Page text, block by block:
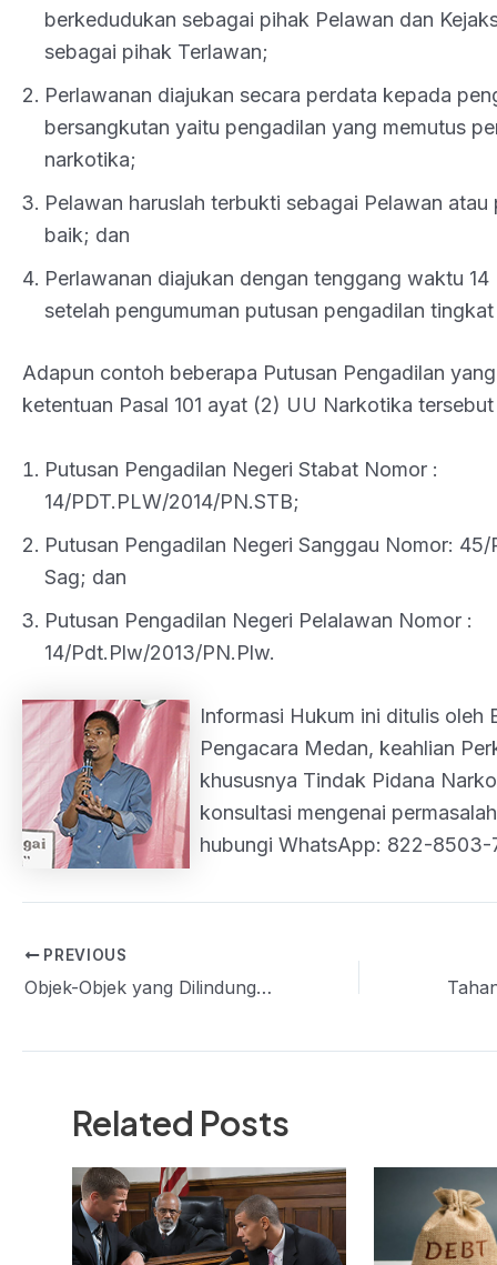
berkedudukan sebagai pihak Pelawan dan
sebagai pihak Terlawan;
Perlawanan diajukan secara perdata kepada
bersangkutan yaitu pengadilan yang memutus
narkotika;
Pelawan haruslah terbukti sebagai Pelawan
baik; dan
Perlawanan diajukan dengan tenggang waktu
setelah pengumuman putusan pengadilan
Adapun contoh beberapa Putusan Pengadilan
ketentuan Pasal 101 ayat (2) UU Narkotika
Putusan Pengadilan Negeri Stabat Nomor :
14/PDT.PLW/2014/PN.STB;
Putusan Pengadilan Negeri Sanggau Nomor:
Sag; dan
Putusan Pengadilan Negeri Pelalawan Nomor :
14/Pdt.Plw/2013/PN.Plw.
Informasi Hukum ini ditulis oleh
Pengacara Medan, keahlian
khususnya Tindak Pidana
konsultasi mengenai
hubungi WhatsApp: 822-8503-
Post
navigation
PREVIOUS
Objek-Objek yang Dilindungi Undang-Undang Hak Cipta
Related Posts